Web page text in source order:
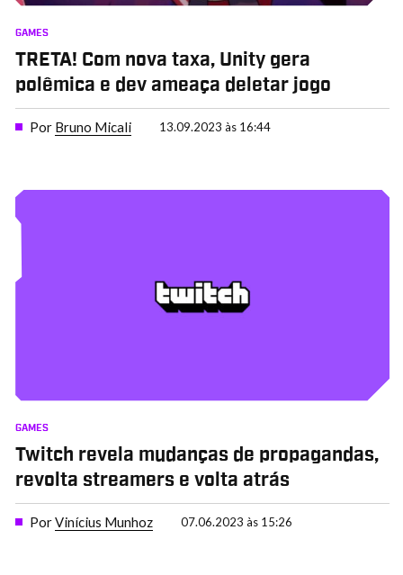
GAMES
TRETA! Com nova taxa, Unity gera
polêmica e dev ameaça deletar jogo
Por Bruno Micali 13.09.2023 às 16:44
GAMES
Twitch revela mudanças de propagandas,
revolta streamers e volta atrás
PorVinícius Munhoz 07.06.2023 às 15:26